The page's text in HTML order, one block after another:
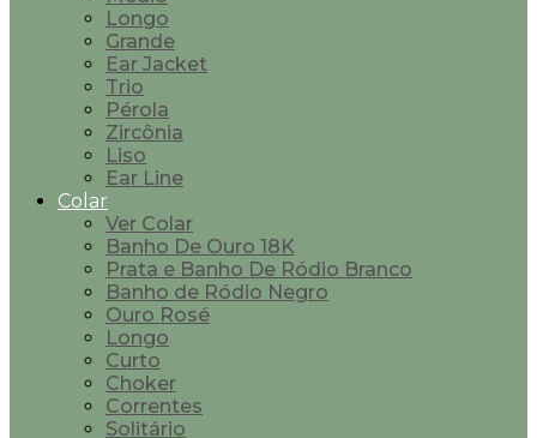
Longo
Grande
Ear Jacket
Trio
Pérola
Zircônia
Liso
Ear Line
Colar
Ver Colar
Banho De Ouro 18K
Prata e Banho De Ródio Branco
Banho de Ródio Negro
Ouro Rosé
Longo
Curto
Choker
Correntes
Solitário